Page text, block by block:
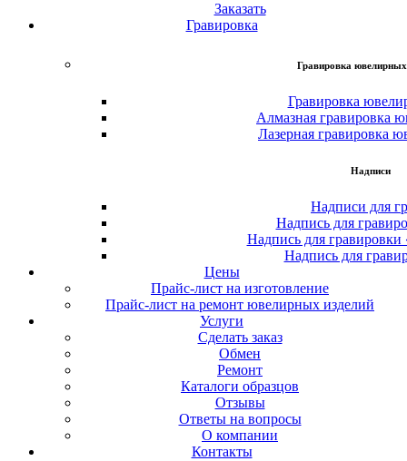
Заказать
Гравировка
Гравировка ювелирных
Гравировка
Алмазная гравировка
Лазерная гравировка
Надписи
Надписи для
Надпись для
Надпись для
Надпись для
Цены
Прайс-лист на изготовление
Прайс-лист на ремонт ювелирных изделий
Услуги
Сделать заказ
Обмен
Ремонт
Каталоги образцов
Отзывы
Ответы на вопросы
О компании
Контакты